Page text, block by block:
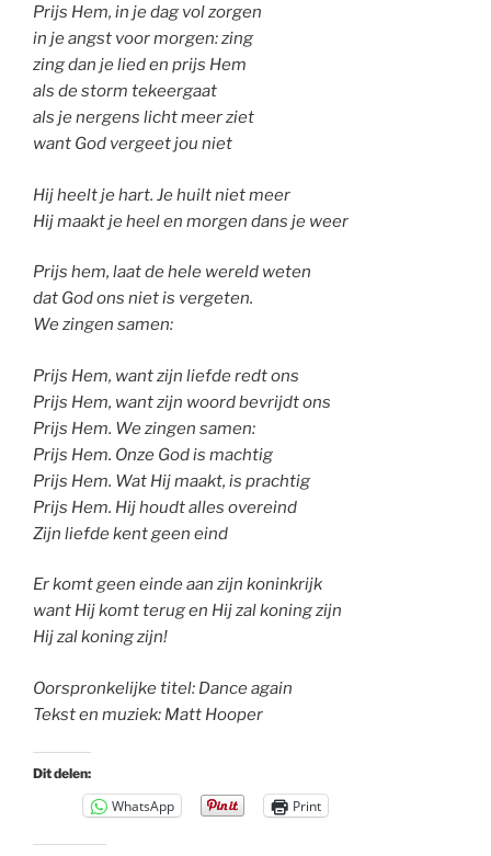
Prijs Hem, in je dag vol zorgen
in je angst voor morgen: zing
zing dan je lied en prijs Hem
als de storm tekeergaat
als je nergens licht meer ziet
want God vergeet jou niet
Hij heelt je hart. Je huilt niet meer
Hij maakt je heel en morgen dans je weer
Prijs hem, laat de hele wereld weten
dat God ons niet is vergeten.
We zingen samen:
Prijs Hem, want zijn liefde redt ons
Prijs Hem, want zijn woord bevrijdt ons
Prijs Hem. We zingen samen:
Prijs Hem. Onze God is machtig
Prijs Hem. Wat Hij maakt, is prachtig
Prijs Hem. Hij houdt alles overeind
Zijn liefde kent geen eind
Er komt geen einde aan zijn koninkrijk
want Hij komt terug en Hij zal koning zijn
Hij zal koning zijn!
Oorspronkelijke titel: Dance again
Tekst en muziek: Matt Hooper
Dit delen:
WhatsApp Print